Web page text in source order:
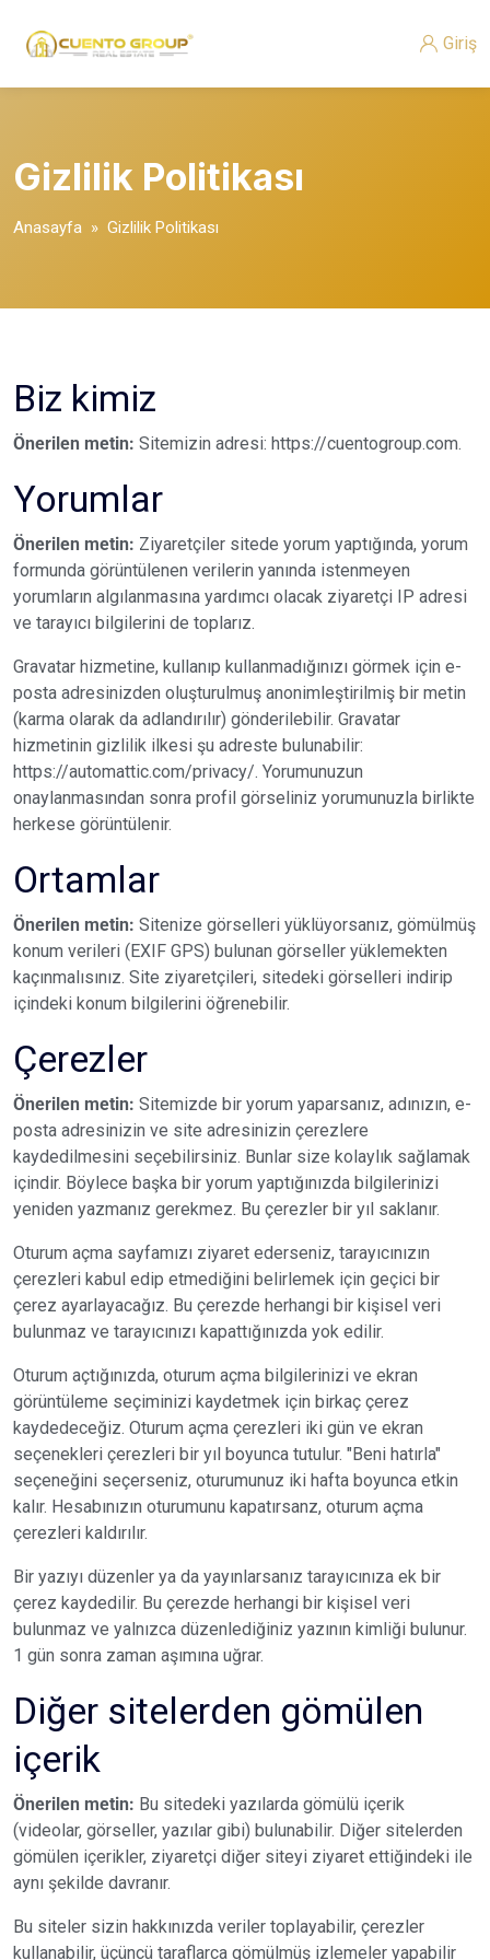
Giriş
Gizlilik Politikası
Anasayfa » Gizlilik Politikası
Biz kimiz
Önerilen metin: Sitemizin adresi: https://cuentogroup.com.
Yorumlar
Önerilen metin: Ziyaretçiler sitede yorum yaptığında, yorum
formunda görüntülenen verilerin yanında istenmeyen
yorumların algılanmasına yardımcı olacak ziyaretçi IP adresi
ve tarayıcı bilgilerini de toplarız.
Gravatar hizmetine, kullanıp kullanmadığınızı görmek için e-
posta adresinizden oluşturulmuş anonimleştirilmiş bir metin
(karma olarak da adlandırılır) gönderilebilir. Gravatar
hizmetinin gizlilik ilkesi şu adreste bulunabilir:
https://automattic.com/privacy/. Yorumunuzun
onaylanmasından sonra profil görseliniz yorumunuzla birlikte
herkese görüntülenir.
Ortamlar
Önerilen metin: Sitenize görselleri yüklüyorsanız, gömülmüş
konum verileri (EXIF GPS) bulunan görseller yüklemekten
kaçınmalısınız. Site ziyaretçileri, sitedeki görselleri indirip
içindeki konum bilgilerini öğrenebilir.
Çerezler
Önerilen metin: Sitemizde bir yorum yaparsanız, adınızın, e-
posta adresinizin ve site adresinizin çerezlere
kaydedilmesini seçebilirsiniz. Bunlar size kolaylık sağlamak
içindir. Böylece başka bir yorum yaptığınızda bilgilerinizi
yeniden yazmanız gerekmez. Bu çerezler bir yıl saklanır.
Oturum açma sayfamızı ziyaret ederseniz, tarayıcınızın
çerezleri kabul edip etmediğini belirlemek için geçici bir
çerez ayarlayacağız. Bu çerezde herhangi bir kişisel veri
bulunmaz ve tarayıcınızı kapattığınızda yok edilir.
Oturum açtığınızda, oturum açma bilgilerinizi ve ekran
görüntüleme seçiminizi kaydetmek için birkaç çerez
kaydedeceğiz. Oturum açma çerezleri iki gün ve ekran
seçenekleri çerezleri bir yıl boyunca tutulur. "Beni hatırla"
seçeneğini seçerseniz, oturumunuz iki hafta boyunca etkin
kalır. Hesabınızın oturumunu kapatırsanz, oturum açma
çerezleri kaldırılır.
Bir yazıyı düzenler ya da yayınlarsanız tarayıcınıza ek bir
çerez kaydedilir. Bu çerezde herhangi bir kişisel veri
bulunmaz ve yalnızca düzenlediğiniz yazının kimliği bulunur.
1 gün sonra zaman aşımına uğrar.
Diğer sitelerden gömülen
içerik
Önerilen metin: Bu sitedeki yazılarda gömülü içerik
(videolar, görseller, yazılar gibi) bulunabilir. Diğer sitelerden
gömülen içerikler, ziyaretçi diğer siteyi ziyaret ettiğindeki ile
aynı şekilde davranır.
Bu siteler sizin hakkınızda veriler toplayabilir, çerezler
kullanabilir, üçüncü taraflarca gömülmüş izlemeler yapabilir